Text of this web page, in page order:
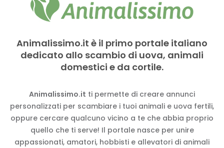
Animalissimo.it è il primo portale italiano
dedicato allo scambio di uova, animali
domestici e da cortile.
Animalissimo.it ti permette di creare annunci
personalizzati per scambiare i tuoi animali e uova fertili,
oppure cercare qualcuno vicino a te che abbia proprio
quello che ti serve! Il portale nasce per unire
appassionati, amatori, hobbisti e allevatori di animali